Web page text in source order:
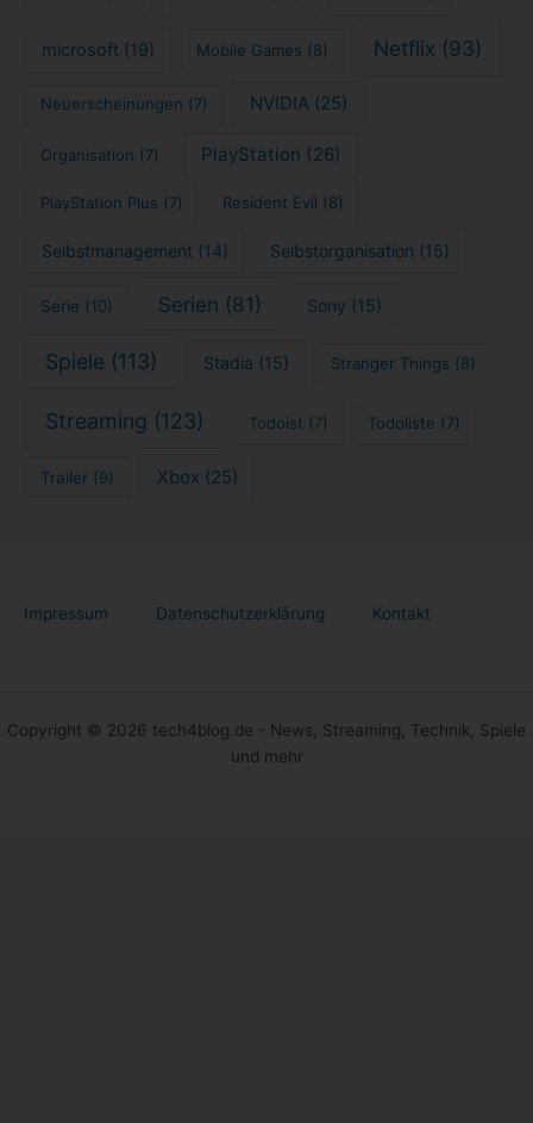
microsoft (19) Mobile Games (8) Netflix (93)
Neuerscheinungen (7) NVIDIA (25)
Organisation (7) PlayStation (26)
PlayStation Plus (7) Resident Evil (8)
Selbstmanagement (14) Selbstorganisation (15)
Serie (10) Serien (81) Sony (15)
Spiele (113) Stadia (15) Stranger Things (8)
Streaming (123) Todoist (7) Todoliste (7)
Trailer (9) Xbox (25)
Impressum Datenschutzerklärung Kontakt
Copyright © 2026 tech4blog.de - News, Streaming, Technik, Spiele
und mehr